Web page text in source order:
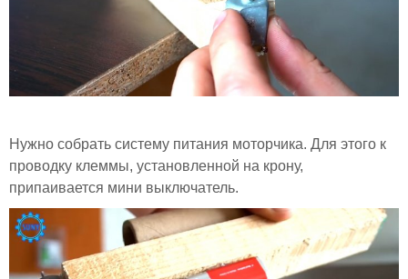
Нужно собрать систему питания моторчика. Для этого к
проводку клеммы, установленной на крону,
припаивается мини выключатель.